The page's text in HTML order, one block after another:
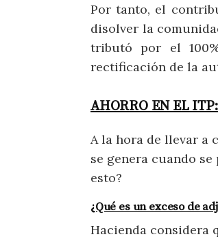
Por tanto, el
disolver la
tributó por el
rectificación de la
AHORRO EN EL
A la hora de llevar a
se genera cuando
esto?
¿Qué es un exceso de
Hacienda considera